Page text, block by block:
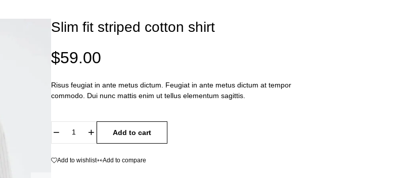
Slim fit striped cotton shirt
$59.00
Risus feugiat in ante metus dictum. Feugiat in ante metus dictum at tempor
commodo. Dui nunc mattis enim ut tellus elementum sagittis.
Add to cart
Add to wishlist Add to compare